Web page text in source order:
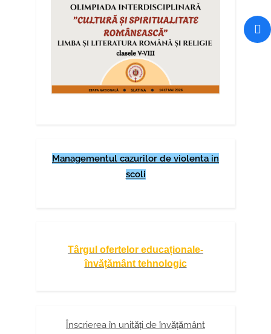
Managementul cazurilor de violenta in
scoli
Târgul ofertelor educaționale-
învățământ tehnologic
Înscrierea în unități de învățământ